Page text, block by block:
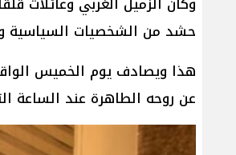
حشد من الشخصيات السياسية
عن روحه الطاهرة عند الساعة